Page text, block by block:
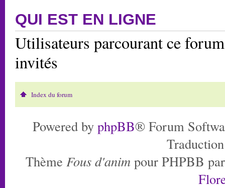
QUI EST EN LIGNE
Utilisateurs parcourant ce
invités
Index du forum
Powered by phpBB® Forum
Thème Fous d'anim pour PHPBB